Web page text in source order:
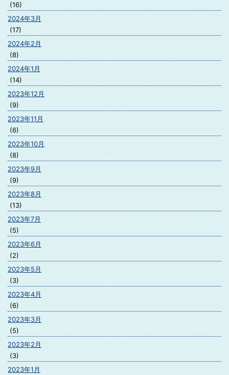
(16)
2024年3月
(17)
2024年2月
(8)
2024年1月
(14)
2023年12月
(9)
2023年11月
(6)
2023年10月
(8)
2023年9月
(9)
2023年8月
(13)
2023年7月
(5)
2023年6月
(2)
2023年5月
(3)
2023年4月
(6)
2023年3月
(5)
2023年2月
(3)
2023年1月